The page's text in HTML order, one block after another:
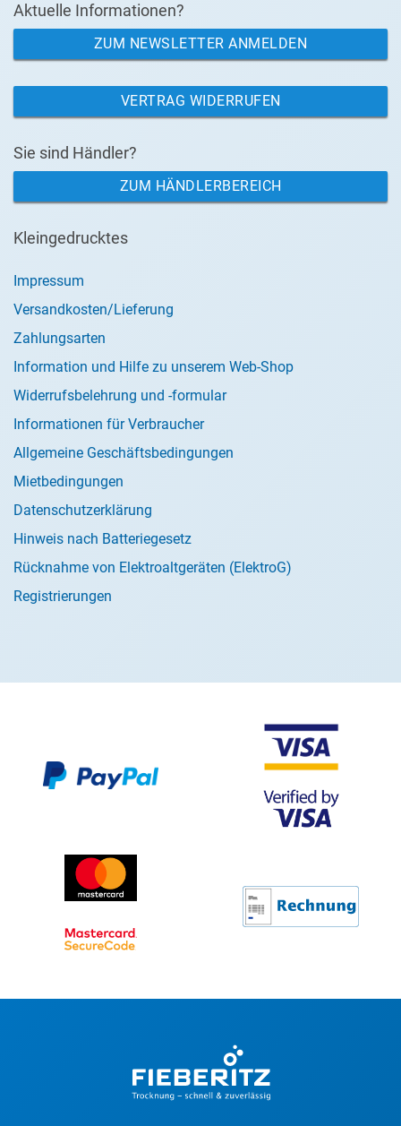
Aktuelle Informationen?
ZUM NEWSLETTER ANMELDEN
VERTRAG WIDERRUFEN
Sie sind Händler?
ZUM HÄNDLERBEREICH
Kleingedrucktes
Impressum
Versandkosten/Lieferung
Zahlungsarten
Information und Hilfe zu unserem Web-Shop
Widerrufsbelehrung und -formular
Informationen für Verbraucher
Allgemeine Geschäftsbedingungen
Mietbedingungen
Datenschutzerklärung
Hinweis nach Batteriegesetz
Rücknahme von Elektroaltgeräten (ElektroG)
Registrierungen